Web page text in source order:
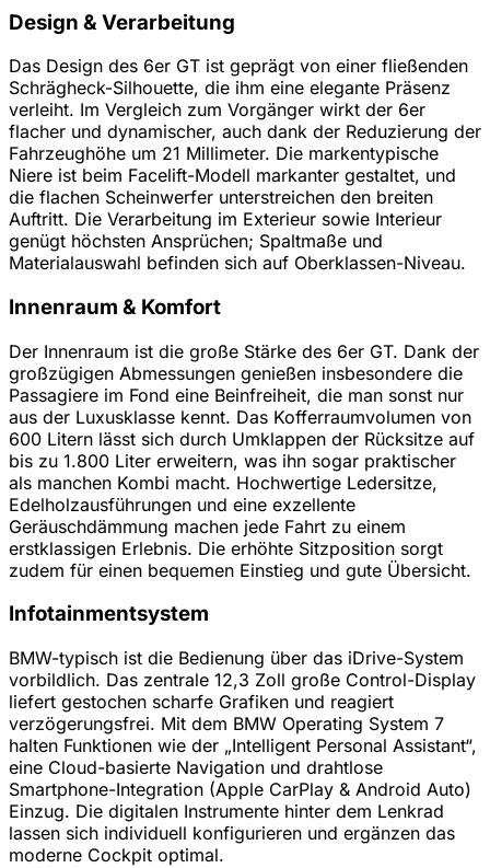
Design & Verarbeitung
Das Design des 6er GT ist geprägt von einer fließenden
Schrägheck-Silhouette, die ihm eine elegante Präsenz
verleiht. Im Vergleich zum Vorgänger wirkt der 6er
flacher und dynamischer, auch dank der Reduzierung der
Fahrzeughöhe um 21 Millimeter. Die markentypische
Niere ist beim Facelift-Modell markanter gestaltet, und
die flachen Scheinwerfer unterstreichen den breiten
Auftritt. Die Verarbeitung im Exterieur sowie Interieur
genügt höchsten Ansprüchen; Spaltmaße und
Materialauswahl befinden sich auf Oberklassen-Niveau.
Innenraum & Komfort
Der Innenraum ist die große Stärke des 6er GT. Dank der
großzügigen Abmessungen genießen insbesondere die
Passagiere im Fond eine Beinfreiheit, die man sonst nur
aus der Luxusklasse kennt. Das Kofferraumvolumen von
600 Litern lässt sich durch Umklappen der Rücksitze auf
bis zu 1.800 Liter erweitern, was ihn sogar praktischer
als manchen Kombi macht. Hochwertige Ledersitze,
Edelholzausführungen und eine exzellente
Geräuschdämmung machen jede Fahrt zu einem
erstklassigen Erlebnis. Die erhöhte Sitzposition sorgt
zudem für einen bequemen Einstieg und gute Übersicht.
Infotainmentsystem
BMW-typisch ist die Bedienung über das iDrive-System
vorbildlich. Das zentrale 12,3 Zoll große Control-Display
liefert gestochen scharfe Grafiken und reagiert
verzögerungsfrei. Mit dem BMW Operating System 7
halten Funktionen wie der „Intelligent Personal Assistant“,
eine Cloud-basierte Navigation und drahtlose
Smartphone-Integration (Apple CarPlay & Android Auto)
Einzug. Die digitalen Instrumente hinter dem Lenkrad
lassen sich individuell konfigurieren und ergänzen das
moderne Cockpit optimal.